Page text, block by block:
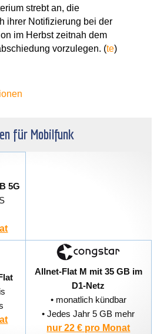
strebt an, die
ihrer Notifizierung bei der
im Herbst zeitnah dem
vorzulegen. (te)
für Mobilfunk
5G
Allnet-Flat M mit 35 GB im
D1-Netz
• monatlich kündbar
• Jedes Jahr 5 GB mehr
nur 22 € pro Monat